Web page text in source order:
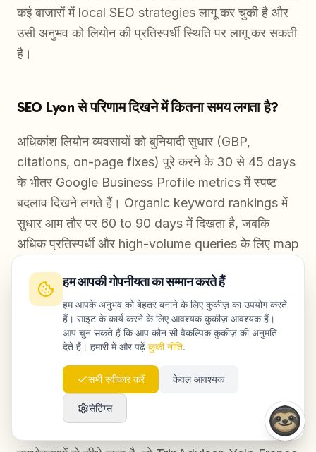
कई बाजारों में local SEO strategies लागू कर चुकी है और
उसी अनुभव को लियोन की प्रतिस्पर्धी स्थिति पर लागू कर सकती
है।
SEO Lyon से परिणाम दिखने में कितना समय लगता है?
अधिकांश लियोन व्यवसायों को बुनियादी सुधार (GBP,
citations, on-page fixes) पूरे करने के 30 से 45 days
के भीतर Google Business Profile metrics में स्पष्ट
बदलाव दिखने लगते हैं। Organic keyword rankings में
सुधार आम तौर पर 60 to 90 days में दिखता है, जबकि
अधिक प्रतिस्पर्धी और high-volume queries के लिए map
अगर आपका कंटेंट शुरू से सही संरचना में है, तो AI search
visibility अपेक्षाकृत जल्दी मिल सकती है।
लियोन के स्थानीय SEO के लिए कौन-सी फ्रेंच निर्देशिकाएं
सबसे महत्वपूर्ण हैं?
लियोन के लिए सबसे प्राथमिक निर्देशिकाएं PagesJaunes,
हम आपकी गोपनीयता का सम्मान करते हैं
हम आपके अनुभव को बेहतर बनाने के लिए कुकीज़ का उपयोग करते
हैं। साइट के कार्य करने के लिए आवश्यक कुकीज़ आवश्यक हैं।
आप चुन सकते हैं कि आप कौन सी वैकल्पिक कुकीज़ की अनुमति
देते हैं। हमारी में और पढ़ें कुकी नीति.
सभी स्वीकार करें केवल आवश्यक
सेटिंग्स